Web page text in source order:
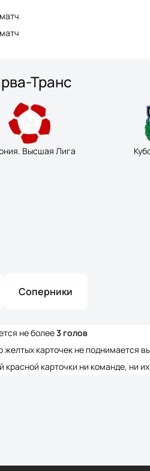
Транс
Высшая Лига
Соперники
не более3 голов
желтых карточек не поднимается
красной карточки ни команде, ни